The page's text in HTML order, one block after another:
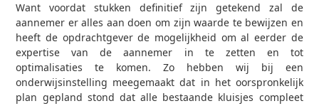
Want voordat stukken definitief zijn getekend zal de
aannemer er alles aan doen om zijn waarde te bewijzen en
heeft de opdrachtgever de mogelijkheid om al eerder de
expertise van de aannemer in te zetten en tot
optimalisaties te komen. Zo hebben wij bij een
onderwijsinstelling meegemaakt dat in het oorspronkelijk
plan gepland stond dat alle bestaande kluisjes compleet